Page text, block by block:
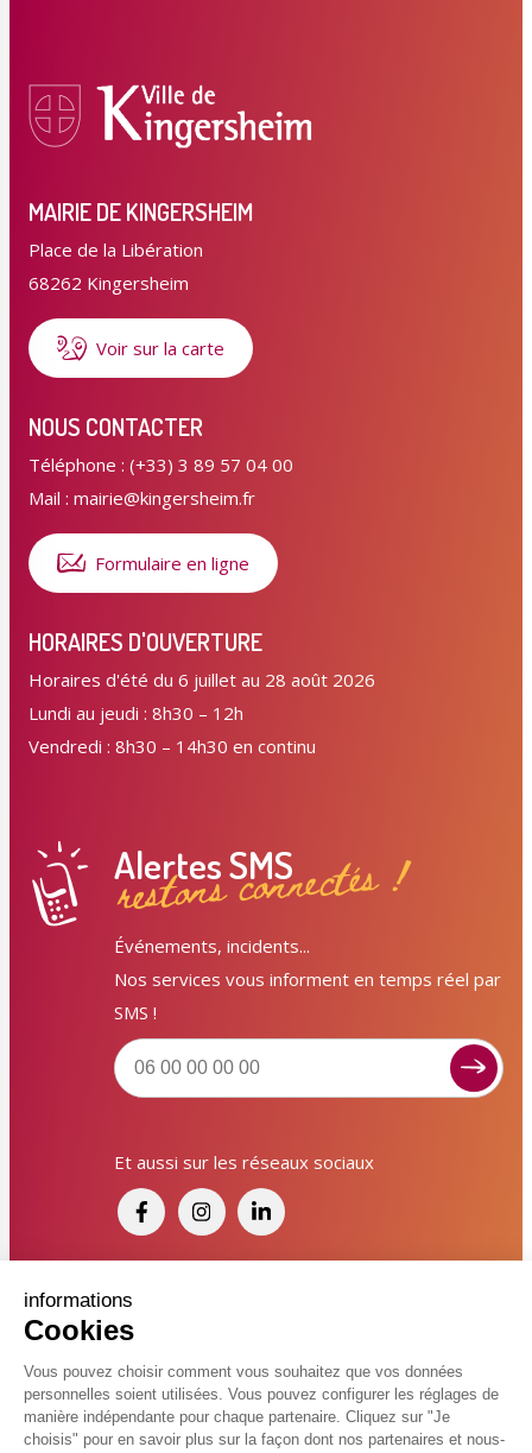
informations
Cookies
Vous pouvez choisir comment vous souhaitez que vos données
personnelles soient utilisées. Vous pouvez configurer les réglages de
manière indépendante pour chaque partenaire. Cliquez sur "Je
choisis" pour en savoir plus sur la façon dont nos partenaires et nous-
MAIRIE DE KINGERSHEIM
Place de la Libération
68262 Kingersheim
Voir sur la carte
NOUS CONTACTER
Téléphone : (+33) 3 89 57 04 00
Mail : mairie@kingersheim.fr
Formulaire en ligne
HORAIRES D'OUVERTURE
Horaires d'été du 6 juillet au 28 août 2026
Lundi au jeudi : 8h30 – 12h
Vendredi : 8h30 – 14h30 en continu
Alertes SMS
restons connectés !
Événements, incidents...
Nos services vous informent en temps réel par
SMS !
Et aussi sur les réseaux sociaux
Financé par France Relance et par l'Union
Européenne
© 2026 Ville de Kingersheim
Accessibilité Mentions légales Politiques de confidentialité
Poser une question ? Participer ?
Cliquez ici pour interagir avec les services de votre
ville !
Participer, s’engager